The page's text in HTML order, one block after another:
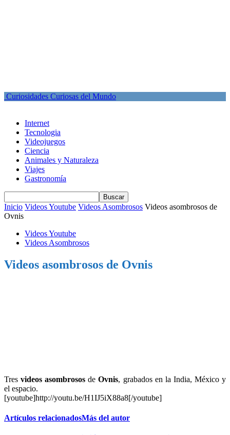
Curiosidades Curiosas del Mundo
Internet
Tecnologia
Videojuegos
Ciencia
Animales y Naturaleza
Viajes
Gastronomía
Inicio Videos Youtube Videos Asombrosos Videos asombrosos de
Ovnis
Videos Youtube
Videos Asombrosos
Videos asombrosos de Ovnis
Tresvideos asombrososdeOvnis, grabados en la India, México y
el espacio.
[youtube]http://youtu.be/H1IJ5iX88a8[/youtube]
Artículos relacionadosMás del autor